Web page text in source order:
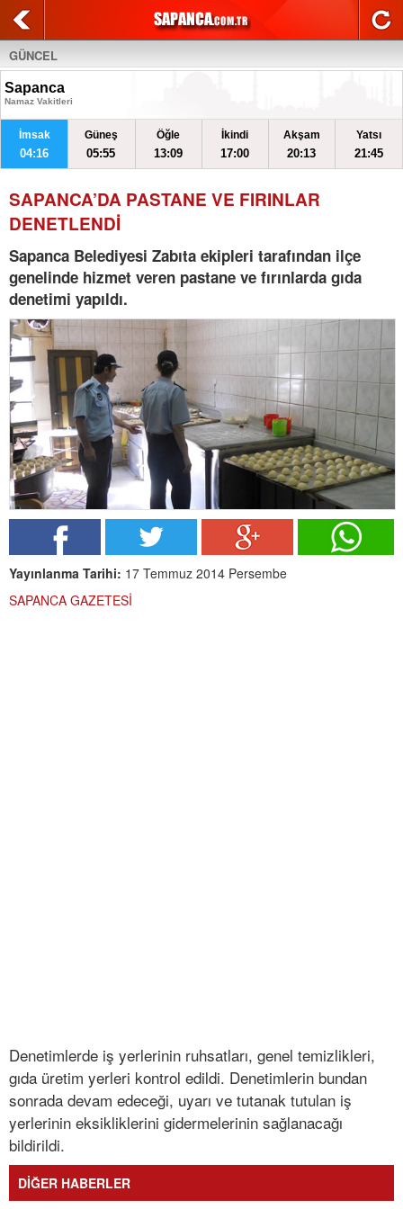
GÜNCEL
Sapanca
Namaz Vakitleri
İmsak
04:16
Güneş
05:55
Öğle
13:09
İkindi
17:00
Akşam
20:13
Yatsı
21:45
SAPANCA’DA PASTANE VE FIRINLAR
DENETLENDİ
Sapanca Belediyesi Zabıta ekipleri tarafından ilçe
genelinde hizmet veren pastane ve fırınlarda gıda
denetimi yapıldı.
Yayınlanma Tarihi: 17 Temmuz 2014 Persembe
SAPANCA GAZETESİ
Denetimlerde iş yerlerinin ruhsatları, genel temizlikleri,
gıda üretim yerleri kontrol edildi. Denetimlerin bundan
sonrada devam edeceği, uyarı ve tutanak tutulan iş
yerlerinin eksikliklerini gidermelerinin sağlanacağı
bildirildi.
DİĞER HABERLER